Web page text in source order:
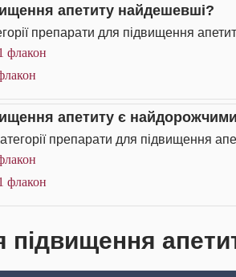
апетиту найдешевші?
препарати для підвищення
флакон
апетиту є
препарати для підвищення
флакон